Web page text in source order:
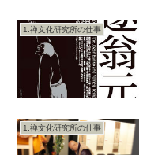
1.禅文化研究所の仕事
1.禅文化研究所の仕事